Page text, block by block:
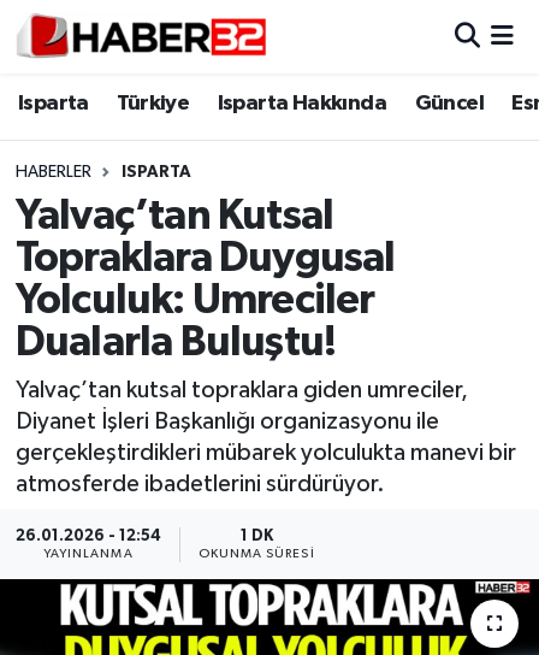
Isparta Türkiye Isparta Hakkında Güncel
HABERLER ISPARTA
Yalvaç’tan Kutsal
Topraklara Duygusal
Yolculuk: Umreciler
Dualarla Buluştu!
Yalvaç’tan kutsal topraklara giden umreciler,
Diyanet İşleri Başkanlığı organizasyonu ile
gerçekleştirdikleri mübarek yolculukta manevi bir
atmosferde ibadetlerini sürdürüyor.
26.01.2026 - 12:54
YAYINLANMA
1 DK
OKUNMA SÜRESI
Isparta
Esnaf Diyor ki;
ASAYİŞ
BİLİM VE TEKNOLOJİ
EĞİTİM
GENEL
HABERDE İNSAN
İlginç
Isparta Nöbetçi Eczaneler
Isparta Trafik Yoğunluk Haritası
Süper Lig Puan Durumu ve Fikstür
Tüm Manşetler
Son Dakika Haberleri
Haber Arşivi